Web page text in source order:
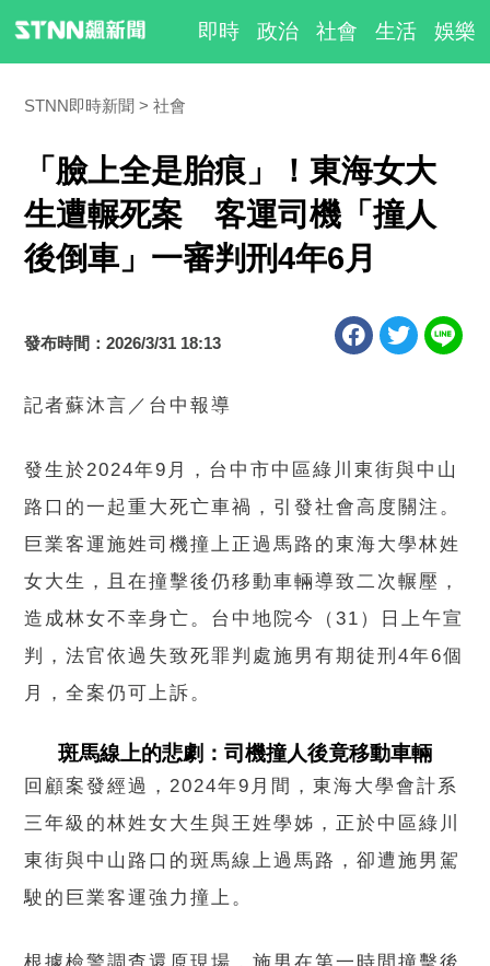
即時 政治 社會 生活 娛樂
STNN即時新聞 社會
「臉上全是胎痕」！東海女大
生遭輾死案 客運司機「撞人
後倒車」一審判刑4年6月
發布時間：2026/3/31 18:13
記者蘇沐言／台中報導
發生於2024年9月，台中市中區綠川東街與中山
路口的一起重大死亡車禍，引發社會高度關注。
巨業客運施姓司機撞上正過馬路的東海大學林姓
女大生，且在撞擊後仍移動車輛導致二次輾壓，
造成林女不幸身亡。台中地院今（31）日上午宣
判，法官依過失致死罪判處施男有期徒刑4年6個
月，全案仍可上訴。
斑馬線上的悲劇：司機撞人後竟移動車輛
回顧案發經過，2024年9月間，東海大學會計系
三年級的林姓女大生與王姓學姊，正於中區綠川
東街與中山路口的斑馬線上過馬路，卻遭施男駕
駛的巨業客運強力撞上。